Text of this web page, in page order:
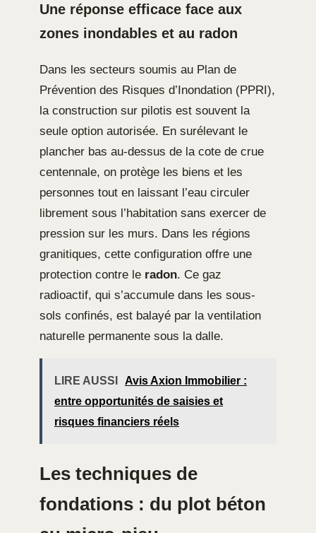
Une réponse efficace face aux
zones inondables et au radon
Dans les secteurs soumis au Plan de
Prévention des Risques d’Inondation (PPRI),
la construction sur pilotis est souvent la
seule option autorisée. En surélevant le
plancher bas au-dessus de la cote de crue
centennale, on protège les biens et les
personnes tout en laissant l’eau circuler
librement sous l’habitation sans exercer de
pression sur les murs. Dans les régions
granitiques, cette configuration offre une
protection contre le radon. Ce gaz
radioactif, qui s’accumule dans les sous-
sols confinés, est balayé par la ventilation
naturelle permanente sous la dalle.
LIRE AUSSI
Avis Axion Immobilier :
entre opportunités de saisies et
risques financiers réels
Les techniques de
fondations : du plot béton